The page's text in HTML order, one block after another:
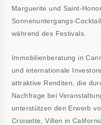
Marguerite und Saint-
Sonnenuntergangs-
während des Festivals.
Immobilienberatung in
und internationale
attraktive Renditen, die
Nachfrage bei
unterstützen den Erwerb
Croisette, Villen in